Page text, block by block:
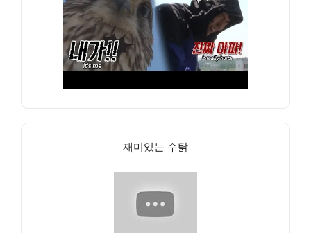
재미있는 수탉